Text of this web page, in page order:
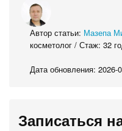
Автор статьи: Мазепа
косметолог / Стаж: 32
Дата обновления: 2026-
Записаться